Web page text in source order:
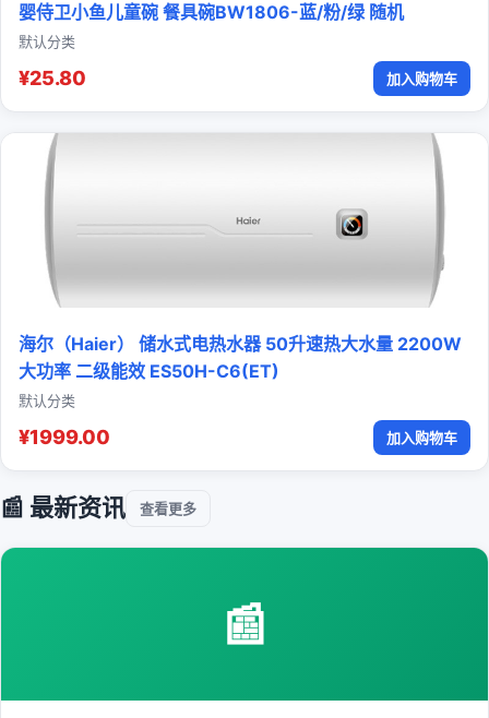
婴侍卫小鱼儿童碗 餐具碗BW1806-蓝/粉/绿 随机
默认分类
¥25.80 加入购物车
海尔（Haier） 储水式电热水器 50升速热大水量 2200W
大功率 二级能效 ES50H-C6(ET)
默认分类
¥1999.00 加入购物车
📰 最新资讯 查看更多
📰